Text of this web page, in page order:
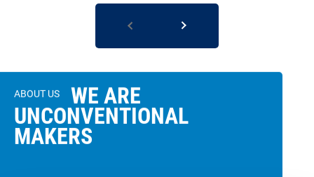
ABOUT US WE ARE
UNCONVENTIONAL
MAKERS